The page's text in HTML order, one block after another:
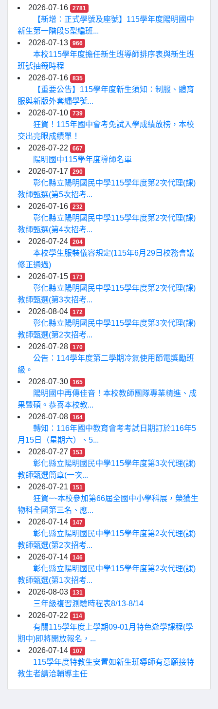
2026-07-16 2781
【新增：正式學號及座號】115學年度陽明國中
新生第一階段S型編班...
2026-07-13
966
本校115學年度擔任新生班導師排序表與新生班
班號抽籤時程
2026-07-16
835
【重要公告】115學年度新生須知：制服、體育
服與新版外套繡學號...
2026-07-10
739
狂賀！115年國中會考免試入學成績放榜，本校
交出亮眼成績單！
2026-07-22
667
陽明國中115學年度導師名單
2026-07-17
290
彰化縣立陽明國民中學115學年度第2次代理(課)
教師甄選(第5次招考...
2026-07-16
232
彰化縣立陽明國民中學115學年度第2次代理(課)
教師甄選(第4次招考...
2026-07-24
204
本校學生服裝儀容規定(115年6月29日校務會議
修正通過)
2026-07-15
173
彰化縣立陽明國民中學115學年度第2次代理(課)
教師甄選(第3次招考...
2026-08-04
172
彰化縣立陽明國民中學115學年度第3次代理(課)
教師甄選(第2次招考...
2026-07-28
170
公告：114學年度第二學期冷氣使用節電獎勵班
級。
2026-07-30
165
陽明國中再傳佳音！本校教師團隊專業精進、成
果豐碩。恭喜本校教...
2026-07-08
164
轉知：116年國中教育會考考試日期訂於116年5
月15日（星期六）、5...
2026-07-27
153
彰化縣立陽明國民中學115學年度第3次代理(課)
教師甄選簡章(一次...
2026-07-21
151
狂賀~~本校參加第66屆全國中小學科展，榮獲生
物科全國第三名、應...
2026-07-14
147
彰化縣立陽明國民中學115學年度第2次代理(課)
教師甄選(第2次招考...
2026-07-14
146
彰化縣立陽明國民中學115學年度第2次代理(課)
教師甄選(第1次招考...
2026-08-03
131
三年級複習測驗時程表8/13-8/14
2026-07-22
114
有關115學年度上學期09-01月特色遊學課程(學
期中)即將開放報名，...
2026-07-14
107
115學年度特教生安置如新生班導師有意願接特
教生者請洽輔導主任